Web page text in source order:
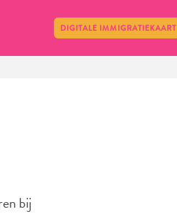
DIGITALE IMMIGRATIEKAART
bij